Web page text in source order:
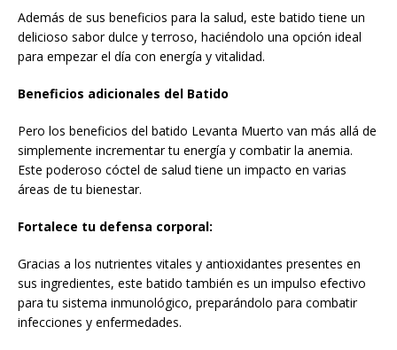
Además de sus beneficios para la salud, este batido tiene un
delicioso sabor dulce y terroso, haciéndolo una opción ideal
para empezar el día con energía y vitalidad.
Beneficios adicionales del Batido
Pero los beneficios del batido Levanta Muerto van más allá de
simplemente incrementar tu energía y combatir la anemia.
Este poderoso cóctel de salud tiene un impacto en varias
áreas de tu bienestar.
Fortalece tu defensa corporal:
Gracias a los nutrientes vitales y antioxidantes presentes en
sus ingredientes, este batido también es un impulso efectivo
para tu sistema inmunológico, preparándolo para combatir
infecciones y enfermedades.